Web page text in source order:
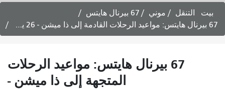
السفر
موني 67 بيرنال هايتس
67 بيرنال هايتس: مواعيد الرحلات
المتجهة إلى ذا ميشن -